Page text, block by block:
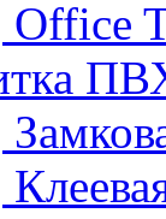
Office